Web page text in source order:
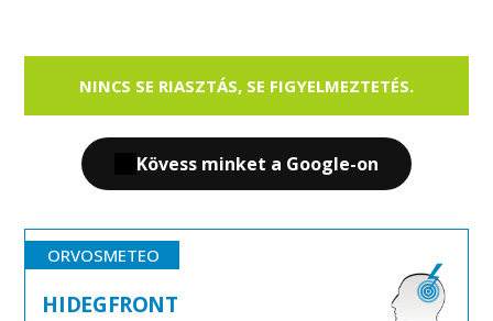
NINCS SE RIASZTÁS, SE FIGYELMEZTETÉS.
Kövess minket a Google-on
ORVOSMETEO
HIDEGFRONT